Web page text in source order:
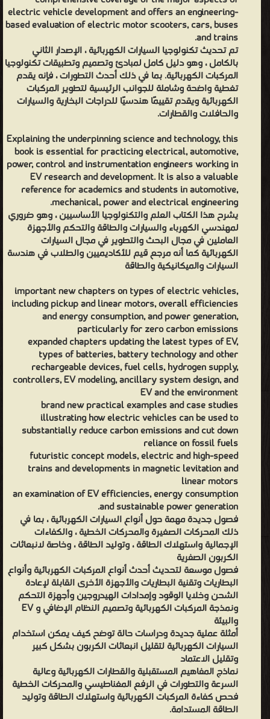
electric vehicle development and offers an engineering-
based evaluation of electric motor scooters, cars, buses
and trains.
تم تحديث تكنولوجيا السيارات الكهربائية ، الإصدار الثاني
بالكامل ، وهو دليل كامل لمبادئ وتصميم وتطبيقات تكنولوجيا
المركبات الكهربائية. بما في ذلك أحدث التطورات ، فإنه يقدم
تغطية واضحة وشاملة للجوانب الرئيسية لتطوير المركبات
الكهربائية ويقدم تقييمًا هندسيًا للدراجات البخارية والسيارات
والحافلات والقطارات.
Explaining the underpinning science and technology, this
book is essential for practicing electrical, automotive,
power, control and instrumentation engineers working in
EV research and development. It is also a valuable
reference for academics and students in automotive,
mechanical, power and electrical engineering.
يشرح هذا الكتاب العلم والتكنولوجيا الأساسيين ، وهو ضروري
لمهندسي الكهرباء والسيارات والطاقة والتحكم والأجهزة
العاملين في مجال البحث والتطوير في مجال السيارات
الكهربائية كما أنه مرجع قيم للأكاديميين والطلاب في هندسة
السيارات والميكانيكية والطاقة
important new chapters on types of electric vehicles,
including pickup and linear motors, overall efficiencies
and energy consumption, and power generation,
particularly for zero carbon emissions
expanded chapters updating the latest types of EV,
types of batteries, battery technology and other
rechargeable devices, fuel cells, hydrogen supply,
controllers, EV modeling, ancillary system design, and
EV and the environment
brand new practical examples and case studies
illustrating how electric vehicles can be used to
substantially reduce carbon emissions and cut down
reliance on fossil fuels
futuristic concept models, electric and high-speed
trains and developments in magnetic levitation and
linear motors
an examination of EV efficiencies, energy consumption
and sustainable power generation.
فصول جديدة مهمة حول أنواع السيارات الكهربائية ، بما في
ذلك المحركات الصغيرة والمحركات الخطية ، والكفاءات
الإجمالية واستهلاك الطاقة ، وتوليد الطاقة ، وخاصة لانبعاثات
الكربون الصفرية
فصول موسعة لتحديث أحدث أنواع المركبات الكهربائية وأنواع
البطاريات وتقنية البطاريات والأجهزة الأخرى القابلة لإعادة
الشحن وخلايا الوقود وإمدادات الهيدروجين وأجهزة التحكم
ونمذجة المركبات الكهربائية وتصميم النظام الإضافي و EV
والبيئة
أمثلة عملية جديدة ودراسات حالة توضح كيف يمكن استخدام
السيارات الكهربائية لتقليل انبعاثات الكربون بشكل كبير
وتقليل الاعتماد
نماذج المفاهيم المستقبلية والقطارات الكهربائية وعالية
السرعة والتطورات في الرفع المغناطيسي والمحركات الخطية
فحص كفاءة المركبات الكهربائية واستهلاك الطاقة وتوليد
الطاقة المستدامة.